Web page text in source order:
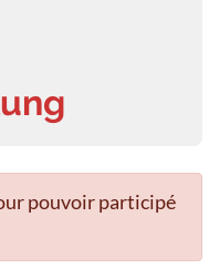
pouvoir participé